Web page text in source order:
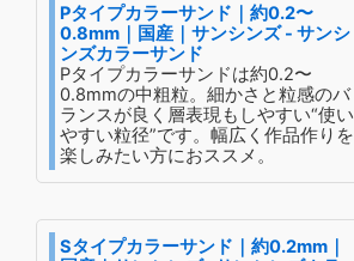
Pタイプカラーサンド｜約0.2〜
0.8mm｜国産｜サンシンズ - サンシ
ンズカラーサンド
Pタイプカラーサンドは約0.2〜
0.8mmの中粗粒。細かさと粒感のバ
ランスが良く層表現もしやすい“使い
やすい粒径”です。幅広く作品作りを
楽しみたい方におススメ。
Sタイプカラーサンド｜約0.2mm｜